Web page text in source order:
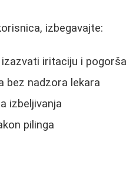
izbegavajte:
iritaciju i
bez nadzora lekara
izbeljivanja
pilinga